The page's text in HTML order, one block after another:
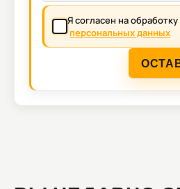
Я согласен на обработку
персональных данных